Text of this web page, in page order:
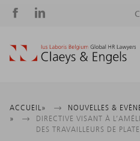
Social
Fil
d'Ariane
ACCUEIL
NOUVELLES &
DIRECTIVE VISANT À
DES TRAVAILLEURS DE